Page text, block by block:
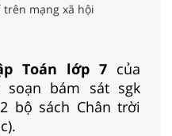
mạng xã hội
Toán lớp 7 của
bám sát sgk
bộ sách Chân trời